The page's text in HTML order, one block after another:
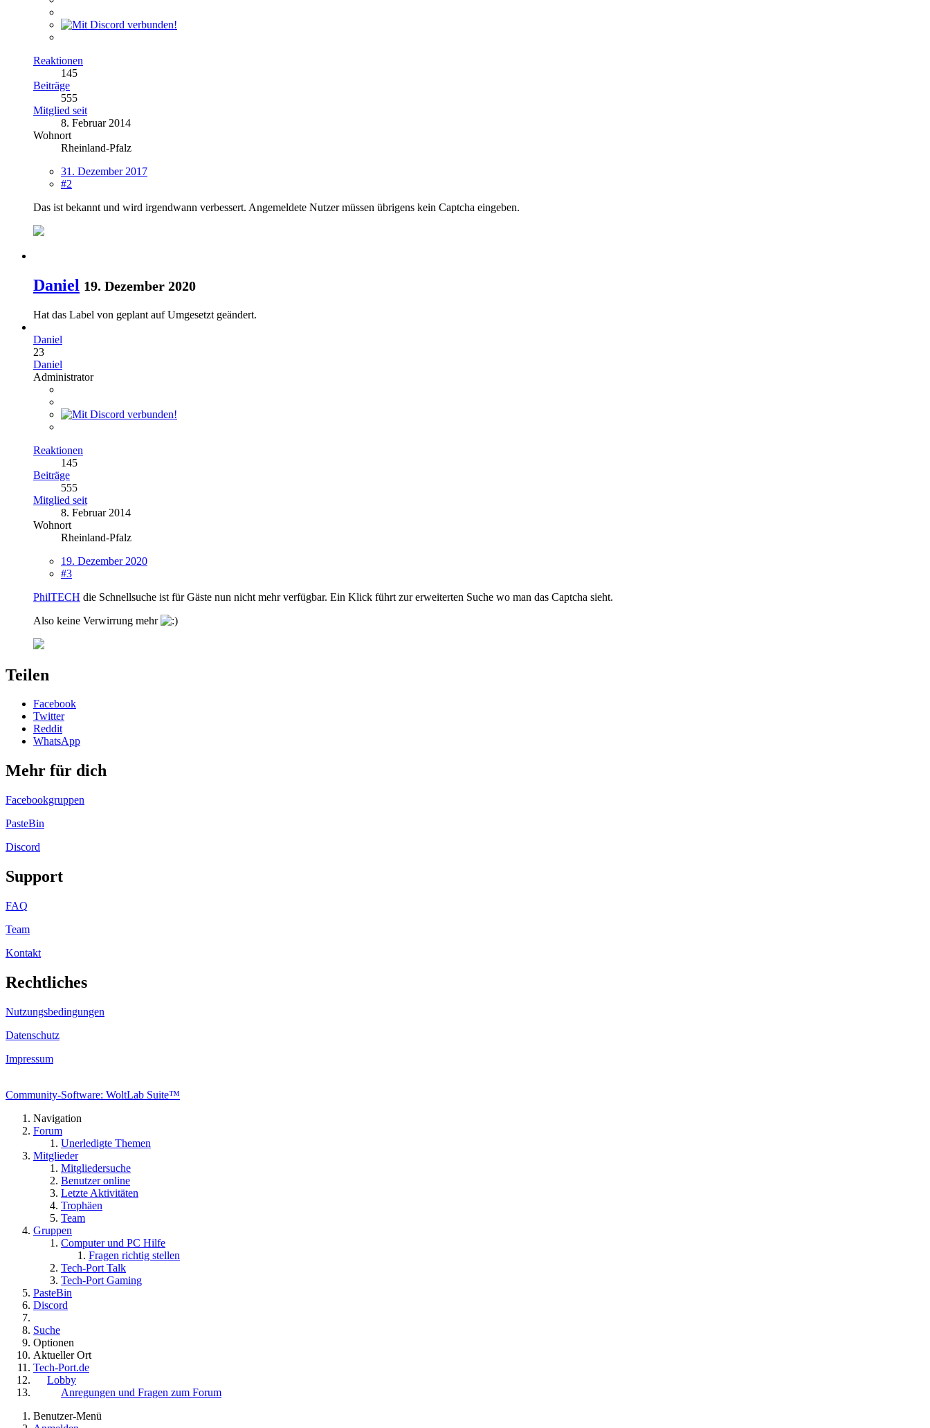
Reaktionen
145
Beiträge
555
Mitglied seit
8. Februar 2014
Wohnort
Rheinland-Pfalz
31. Dezember 2017
#2
Das ist bekannt und wird irgendwann verbessert. Angemeldete Nutzer müssen übrigens kein Captcha eingeben.
Daniel 19. Dezember 2020
Hat das Label von geplant aufUmgesetzt geändert.
Daniel
23
Daniel
Administrator
Reaktionen
145
Beiträge
555
Mitglied seit
8. Februar 2014
Wohnort
Rheinland-Pfalz
19. Dezember 2020
#3
PhilTECH die Schnellsuche ist für Gäste nun nicht mehr verfügbar. Ein Klick führt zur erweiterten Suche wo man das Captcha sieht.
Also keine Verwirrung mehr
Teilen
Facebook
Twitter
Reddit
WhatsApp
Mehr für dich
Facebookgruppen
PasteBin
Discord
Support
FAQ
Team
Kontakt
Rechtliches
Nutzungsbedingungen
Datenschutz
Impressum
Community-Software: WoltLab Suite™
Navigation
Forum
Unerledigte Themen
Mitglieder
Mitgliedersuche
Benutzer online
Letzte Aktivitäten
Trophäen
Team
Gruppen
Computer und PC Hilfe
Fragen richtig stellen
Tech-Port Talk
Tech-Port Gaming
PasteBin
Discord
Suche
Optionen
Aktueller Ort
Tech-Port.de
Lobby
Anregungen und Fragen zum Forum
Benutzer-Menü